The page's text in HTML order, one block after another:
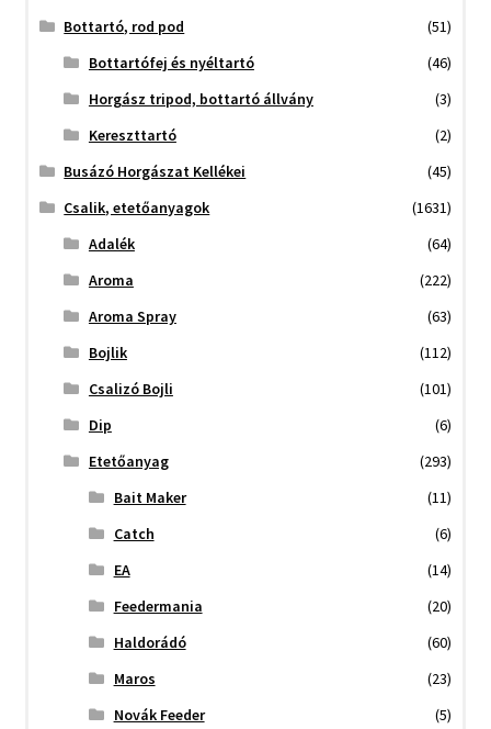
Bottartó, rod pod
(51)
Bottartófej és nyéltartó
(46)
Horgász tripod, bottartó állvány
(3)
Kereszttartó
(2)
Busázó Horgászat Kellékei
(45)
Csalik, etetőanyagok
(1631)
Adalék
(64)
Aroma
(222)
Aroma Spray
(63)
Bojlik
(112)
Csalizó Bojli
(101)
Dip
(6)
Etetőanyag
(293)
Bait Maker
(11)
Catch
(6)
EA
(14)
Feedermania
(20)
Haldorádó
(60)
Maros
(23)
Novák Feeder
(5)